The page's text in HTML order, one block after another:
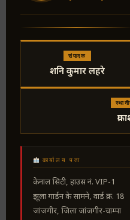
संपादक
शनि कुमार लहरे
कार्यालय पता
केनाल सिटी, हाउस नं. VIP-1
झूला गार्डन के सामने, वार्ड क्र. 18
जांजगीर, जिला जांजगीर-चाम्पा